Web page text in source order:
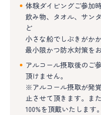
体験ダイビングご参加
飲み物、タオル、サン
ど
小さな船でしぶきがか
最小限かつ防水対策を
アルコール摂取後のご
頂けません。
※アルコール摂取が発
止させて頂きます。ま
100%を頂戴いたします。